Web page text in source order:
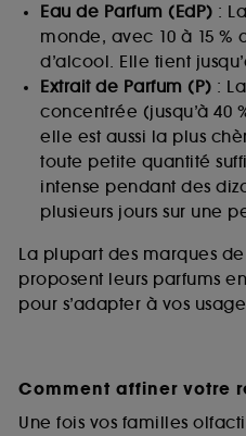
Eau de Parfum (EdP) :
monde, avec 10 à 15 %
d’alcool. Elle tient
Extrait de Parfum (P) :
concentrée (jusqu’à 40
elle est aussi la plus
toute petite quantité
intense pendant des
plusieurs jours sur une
La plupart des marques
proposent leurs parfums
pour s’adapter à vos
Comment affiner votre
Une fois vos familles